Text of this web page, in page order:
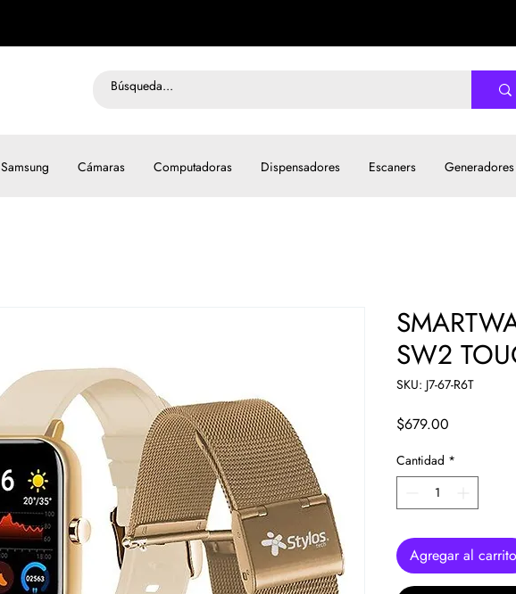
Samsung Cámaras Computadoras Dispensadores Escaners Generadores
SW2
SKU: J7-67-R6T
$679.00
Cantidad *
Agregar al carrito